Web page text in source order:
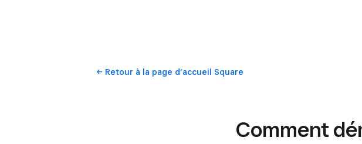
Retourà la page d’accueil Square
Comment